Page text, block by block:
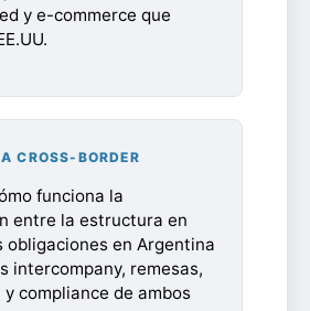
y e-commerce que
CROSS-BORDER
funciona la
entre la estructura en
obligaciones en Argentina
intercompany, remesas,
compliance de ambos